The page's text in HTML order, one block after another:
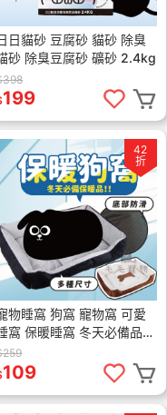
日貓砂 豆腐砂 貓砂 除臭
砂 除臭豆腐砂 礦砂 2.4kg
199
42
折
物睡窩 狗窩 寵物窩 可愛
窩 保暖睡窩 冬天必備品
型犬 中型犬 大型犬 台灣
貨
109